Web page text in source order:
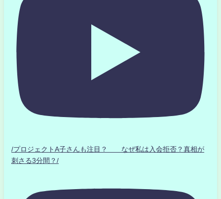
/プロジェクトA子さんも注目？ なぜ私は入会拒否？真相が
刺さる3分間？/